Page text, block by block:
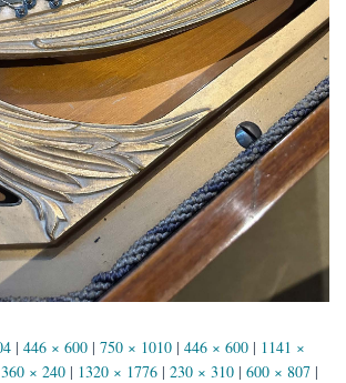
| 446 × 600 | 750 × 1010 | 446 × 600 | 1141 ×
360 × 240 | 1320 × 1776 | 230 × 310 | 600 × 807 |